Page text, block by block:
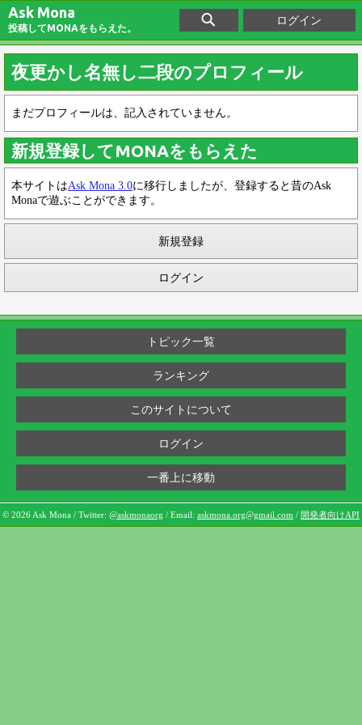
Ask Mona
投稿してMONAをもらえた。
ログイン
夜更かし名無し二段のプロフィール
まだプロフィールは、記入されていません。
新規登録してMONAをもらえた
本サイトはAsk Mona 3.0に移行しましたが、登録すると昔のAsk
Monaで遊ぶことができます。
新規登録
ログイン
トピック一覧
ランキング
このサイトについて
ログイン
一番上に移動
© 2026 Ask Mona / Twitter: @askmonaorg / Email: askmona.org@gmail.com / 開発者向けAPI